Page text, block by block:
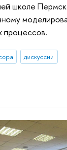
школе
процессов.
дискуссии